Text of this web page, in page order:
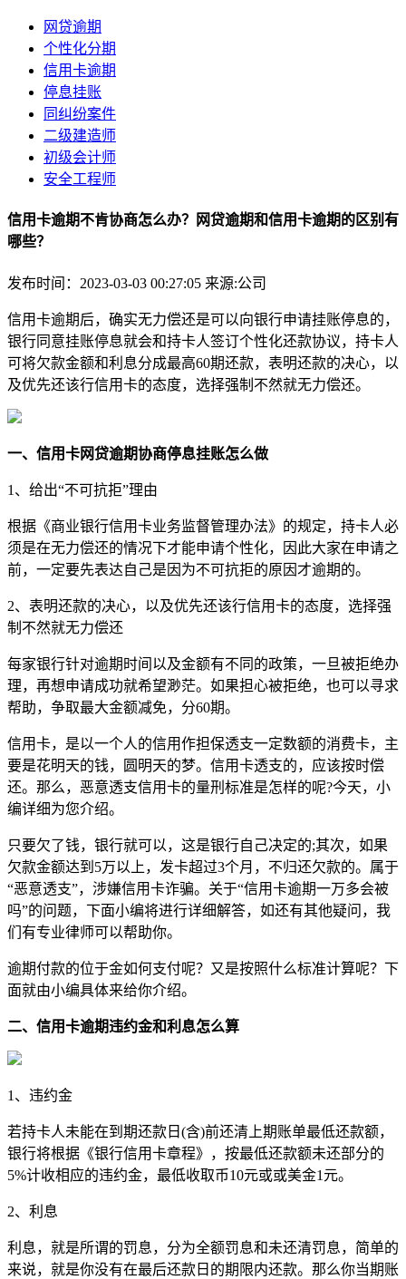
网贷逾期
个性化分期
信用卡逾期
停息挂账
同纠纷案件
二级建造师
初级会计师
安全工程师
信用卡逾期不肯协商怎么办？网贷逾期和信用卡逾期的区别有
哪些？
发布时间：2023-03-03 00:27:05 来源:公司
信用卡逾期后，确实无力偿还是可以向银行申请挂账停息的，
银行同意挂账停息就会和持卡人签订个性化还款协议，持卡人
可将欠款金额和利息分成最高60期还款，表明还款的决心，以
及优先还该行信用卡的态度，选择强制不然就无力偿还。
一、信用卡网贷逾期协商停息挂账怎么做
1、给出“不可抗拒”理由
根据《商业银行信用卡业务监督管理办法》的规定，持卡人必
须是在无力偿还的情况下才能申请个性化，因此大家在申请之
前，一定要先表达自己是因为不可抗拒的原因才逾期的。
2、表明还款的决心，以及优先还该行信用卡的态度，选择强
制不然就无力偿还
每家银行针对逾期时间以及金额有不同的政策，一旦被拒绝办
理，再想申请成功就希望渺茫。如果担心被拒绝，也可以寻求
帮助，争取最大金额减免，分60期。
信用卡，是以一个人的信用作担保透支一定数额的消费卡，主
要是花明天的钱，圆明天的梦。信用卡透支的，应该按时偿
还。那么，恶意透支信用卡的量刑标准是怎样的呢?今天，小
编详细为您介绍。
只要欠了钱，银行就可以，这是银行自己决定的;其次，如果
欠款金额达到5万以上，发卡超过3个月，不归还欠款的。属于
“恶意透支”，涉嫌信用卡诈骗。关于“信用卡逾期一万多会被
吗”的问题，下面小编将进行详细解答，如还有其他疑问，我
们有专业律师可以帮助你。
逾期付款的位于金如何支付呢？又是按照什么标准计算呢？下
面就由小编具体来给你介绍。
二、信用卡逾期违约金和利息怎么算
1、违约金
若持卡人未能在到期还款日(含)前还清上期账单最低还款额，
银行将根据《银行信用卡章程》，按最低还款额未还部分的
5%计收相应的违约金，最低收取币10元或或美金1元。
2、利息
利息，就是所谓的罚息，分为全额罚息和未还清罚息，简单的
来说，就是你没有在最后还款日的期限内还款。那么你当期账